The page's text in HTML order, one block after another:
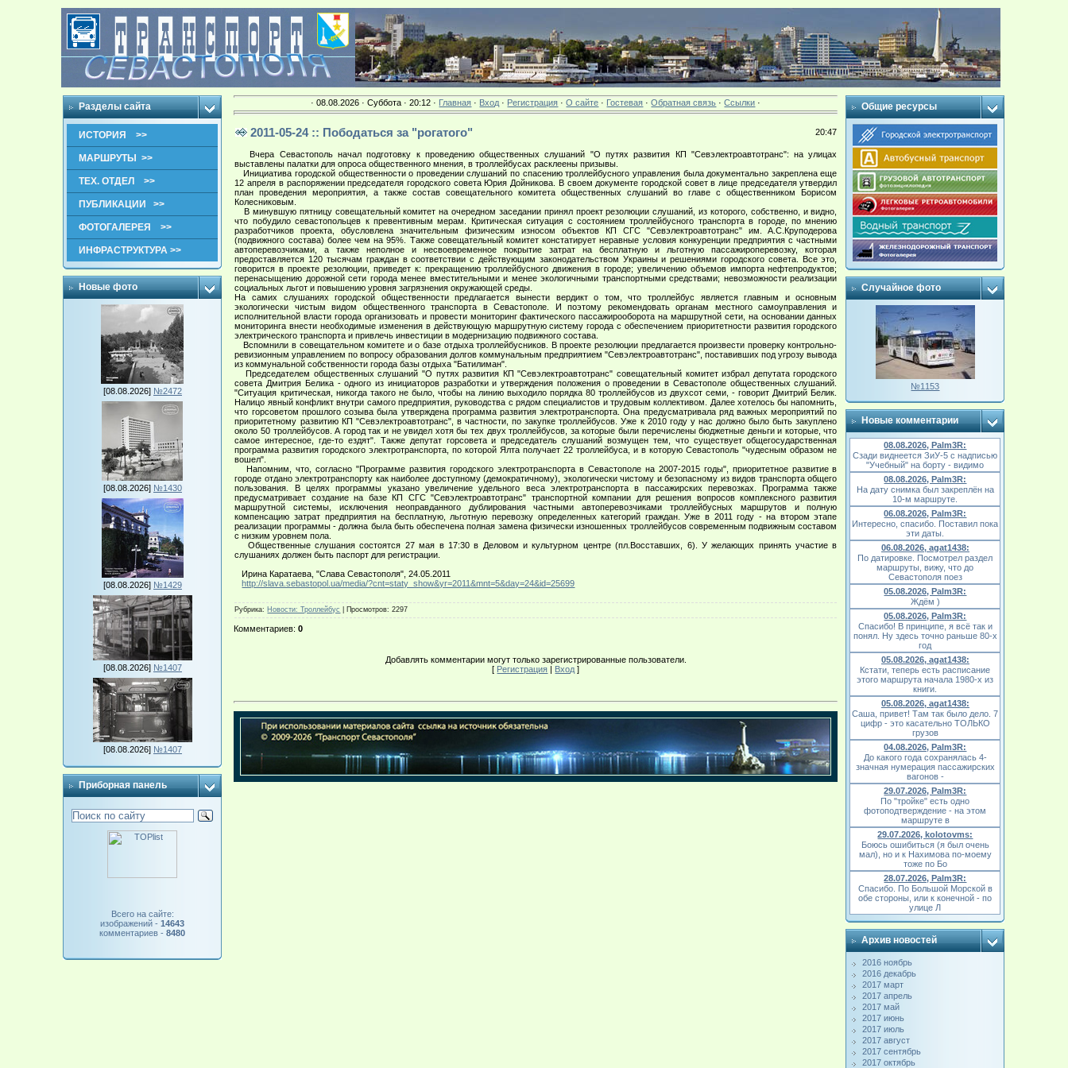
Разделы сайта
ИСТОРИЯ >>
МАРШРУТЫ >>
ТЕХ. ОТДЕЛ >>
ПУБЛИКАЦИИ >>
ФОТОГАЛЕРЕЯ >>
ИНФРАСТРУКТУРА >>
Новые фото
[08.08.2026] №2472
[08.08.2026] №1430
[08.08.2026] №1429
[08.08.2026] №1407
[08.08.2026] №1407
Приборная панель
Всего на сайте:
изображений -14643
комментариев -8480
· 08.08.2026 · Суббота · 20:12 · Главная · Вход · Регистрация ·О сайте · Гостевая ·Обратная связь ·Ссылки ·
2011-05-24 :: Пободаться за "рогатого" 20:47
Вчера Севастополь начал подготовку к проведению общественных слушаний "О путях развития КП "Севэлектроавтотранс": на улицах
выставлены палатки для опроса общественного мнения, в троллейбусах расклеены призывы.
Инициатива городской общественности о проведении слушаний по спасению троллейбусного управления была документально закреплена еще
12 апреля в распоряжении председателя городского совета Юрия Дойникова. В своем документе городской совет в лице председателя утвердил
план проведения мероприятия, а также состав совещательного комитета общественных слушаний во главе с общественником Борисом
Колесниковым.
В минувшую пятницу совещательный комитет на очередном заседании принял проект резолюции слушаний, из которого, собственно, и видно,
что побудило севастопольцев к превентивным мерам. Критическая ситуация с состоянием троллейбусного транспорта в городе, по мнению
разработчиков проекта, обусловлена значительным физическим износом объектов КП СГС "Севэлектроавтотранс" им. А.С.Круподерова
(подвижного состава) более чем на 95%. Также совещательный комитет констатирует неравные условия конкуренции предприятия с частными
автоперевозчиками, а также неполное и несвоевременное покрытие затрат на бесплатную и льготную пассажироперевозку, которая
предоставляется 120 тысячам граждан в соответствии с действующим законодательством Украины и решениями городского совета. Все это,
говорится в проекте резолюции, приведет к: прекращению троллейбусного движения в городе; увеличению объемов импорта нефтепродуктов;
перенасыщению дорожной сети города менее вместительными и менее экологичными транспортными средствами; невозможности реализации
социальных льгот и повышению уровня загрязнения окружающей среды.
На самих слушаниях городской общественности предлагается вынести вердикт о том, что троллейбус является главным и основным
экологически чистым видом общественного транспорта в Севастополе. И поэтому рекомендовать органам местного самоуправления и
исполнительной власти города организовать и провести мониторинг фактического пассажирооборота на маршрутной сети, на основании данных
мониторинга внести необходимые изменения в действующую маршрутную систему города с обеспечением приоритетности развития городского
электрического транспорта и привлечь инвестиции в модернизацию подвижного состава.
Вспомнили в совещательном комитете и о базе отдыха троллейбусников. В проекте резолюции предлагается произвести проверку контрольно-
ревизионным управлением по вопросу образования долгов коммунальным предприятием "Севэлектроавтотранс", поставивших под угрозу вывода
из коммунальной собственности города базы отдыха "Батилиман".
Председателем общественных слушаний "О путях развития КП "Севэлектроавтотранс" совещательный комитет избрал депутата городского
совета Дмитрия Белика - одного из инициаторов разработки и утверждения положения о проведении в Севастополе общественных слушаний.
"Ситуация критическая, никогда такого не было, чтобы на линию выходило порядка 80 троллейбусов из двухсот семи, - говорит Дмитрий Белик.
Налицо явный конфликт внутри самого предприятия, руководства с рядом специалистов и трудовым коллективом. Далее хотелось бы напомнить,
что горсоветом прошлого созыва была утверждена программа развития электротранспорта. Она предусматривала ряд важных мероприятий по
приоритетному развитию КП "Севэлектроавтотранс", в частности, по закупке троллейбусов. Уже к 2010 году у нас должно было быть закуплено
около 50 троллейбусов. А город так и не увидел хотя бы тех двух троллейбусов, за которые были перечислены бюджетные деньги и которые, что
самое интересное, где-то ездят". Также депутат горсовета и председатель слушаний возмущен тем, что существует общегосударственная
программа развития городского электротранспорта, по которой Ялта получает 22 троллейбуса, и в которую Севастополь "чудесным образом не
вошел".
Напомним, что, согласно "Программе развития городского электротранспорта в Севастополе на 2007-2015 годы", приоритетное развитие в
городе отдано электротранспорту как наиболее доступному (демократичному), экологически чистому и безопасному из видов транспорта общего
пользования. В целях программы указано увеличение удельного веса электротранспорта в пассажирских перевозках. Программа также
предусматривает создание на базе КП СГС "Севэлектроавтотранс" транспортной компании для решения вопросов комплексного развития
маршрутной системы, исключения неоправданного дублирования частными автоперевозчиками троллейбусных маршрутов и полную
компенсацию затрат предприятия на бесплатную, льготную перевозку определенных категорий граждан. Уже в 2011 году - на втором этапе
реализации программы - должна была быть обеспечена полная замена физически изношенных троллейбусов современным подвижным составом
с низким уровнем пола.
Общественные слушания состоятся 27 мая в 17:30 в Деловом и культурном центре (пл.Восставших, 6). У желающих принять участие в
слушаниях должен быть паспорт для регистрации.
Ирина Каратаева, "Слава Севастополя", 24.05.2011
http://slava.sebastopol.ua/media/?cnt=staty_show&yr=2011&mnt=5&day=24&id=25699
Рубрика: Новости: Троллейбус Просмотров: 2297
Комментариев:0
Добавлять комментарии могут только зарегистрированные пользователи.
[ Регистрация | Вход ]
Общие ресурсы
Случайное фото
№1153
Новые комментарии
08.08.2026, Palm3R:
Сзади виднеется ЗиУ-5 с надписью
"Учебный" на борту - видимо
08.08.2026, Palm3R:
На дату снимка был закреплён на
10-м маршруте.
06.08.2026, Palm3R:
Интересно, спасибо. Поставил пока
эти даты.
06.08.2026, agat1438:
По датировке. Посмотрел раздел
маршруты, вижу, что до
Севастополя поез
05.08.2026, Palm3R:
Ждём )
05.08.2026, Palm3R:
Спасибо! В принципе, я всё так и
понял. Ну здесь точно раньше 80-х
год
05.08.2026, agat1438:
Кстати, теперь есть расписание
этого маршрута начала 1980-х из
книги.
05.08.2026, agat1438:
Саша, привет! Там так было дело. 7
цифр - это касательно ТОЛЬКО
грузов
04.08.2026, Palm3R:
До какого года сохранялась 4-
значная нумерация пассажирских
вагонов -
29.07.2026, Palm3R:
По "тройке" есть одно
фотоподтверждение - на этом
маршруте в
29.07.2026, kolotovms:
Боюсь ошибиться (я был очень
мал), но и к Нахимова по-моему
тоже по Бо
28.07.2026, Palm3R:
Спасибо. По Большой Морской в
обе стороны, или к конечной - по
улице Л
Архив новостей
2016 ноябрь
2016 декабрь
2017 март
2017 апрель
2017 май
2017 июнь
2017 июль
2017 август
2017 сентябрь
2017 октябрь